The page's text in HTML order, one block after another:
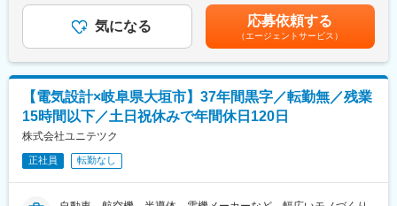
●転勤なし・地域密着
事業所毎に地元企業と深く密着して業務を進めるため、転勤はあ
りません。
じっくり腰を据えて技術を磨けます。
●残業は月平均15時間以下
直近5年で残業削減を徹底し、22時以降の業務は原則ありませ
ん。
無理のない環境で、じっくりとスキルアップに集中できます。
などの制御・組込みソフト開発（C、C++など）
●AI・最新技術関連開発： 画像認識やデータ解析など、工場の
自動化・DXを推進するAI系システムの組み込み・実装（Pythonな
プリの構築、Power BIを活用した生産データの可視化・分析シス
テムの開発・構築
●業務系システム開発： 生産管理、在庫管理、販売管理などの
各種業務アプリケーション開発（Java、C#、PHP、DB連携な
ど）
【このポジションの魅力・技術の幅が広がる理由】
●「制御・組込み」から「AI領域」へのステップアップ
回（4月）過去実績4,000～10,000円■賞与：年2回（6月、12
月） ※別途、決算賞与が支給される場合があります。賃金はあく
までも目安の金額であり、選考を通じて上下する可能性がありま
す。月給(月額)は固定手当を含めた表記です。
気になる 応募依頼する
（エージェントサービス）
【電気設計×岐阜県大垣市】37年間黒字／転勤無／残業
15時間以下／土日祝休みで年間休日120日
株式会社ユニテツク
正社員 転勤なし